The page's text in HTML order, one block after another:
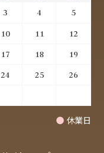
3 4
5
10 11
12
17 18
19
24 25
26
● 休業日